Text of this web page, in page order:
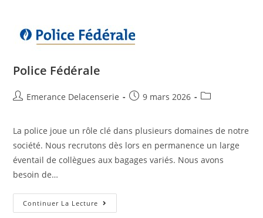
Police Fédérale
Emerance Delacenserie 9 mars 2026
La police joue un rôle clé dans plusieurs domaines de notre
société. Nous recrutons dès lors en permanence un large
éventail de collègues aux bagages variés. Nous avons
besoin de…
Continuer La Lecture